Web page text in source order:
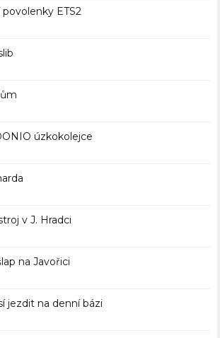
ETS2
úzkokolejce
v J. Hradci
na Javořici
jezdit na denní bázi